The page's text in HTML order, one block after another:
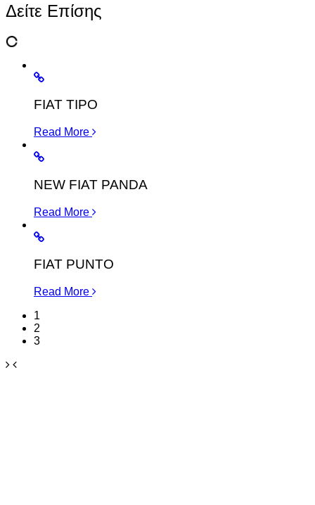
Δείτε Επίσης
FIAT TIPO
Read More
NEW FIAT PANDA
Read More
FIAT PUNTO
Read More
1
2
3